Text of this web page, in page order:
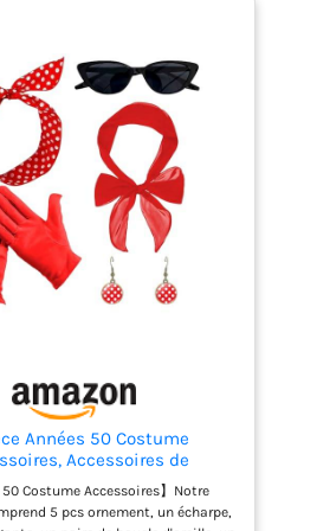
à porter ; Les foulards en soie sont
comme des plumes, doux pour la
confortables à porter ; Les
en plastique, durables et durable
Les accessoires rockabilly
aux soirées rock, aux soirées
années 50, aux bals, au cosplay, à
performances et à de nombreuses
Service Client: Nous nous
à fournir les meilleurs produits et
clients. Si vous n'êtes pas satisfait
ou si vous avez des questions,
contacter dès que possible, nous
Années 50 Costume
Accessoires de
Bandeau Bandana
d'oreilles Lunettes Gants
Femme pour Soirée
50 Costume Accessoires】Notre
5 pcs ornement, un écharpe,